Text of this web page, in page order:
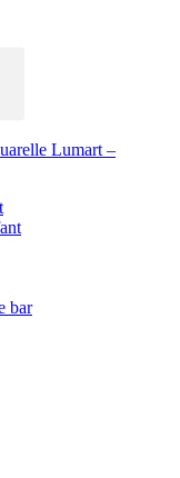
Lumart –
bar